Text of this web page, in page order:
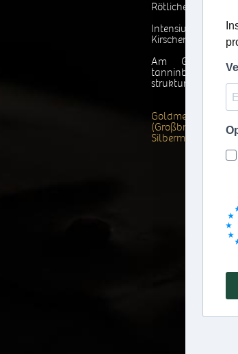
Rötlicher Bernstein.
Intensive
Kirschen.
Am Gaumen
tanninbetont,
strukturiert.
(Großbritannien)
Silbermedaille,